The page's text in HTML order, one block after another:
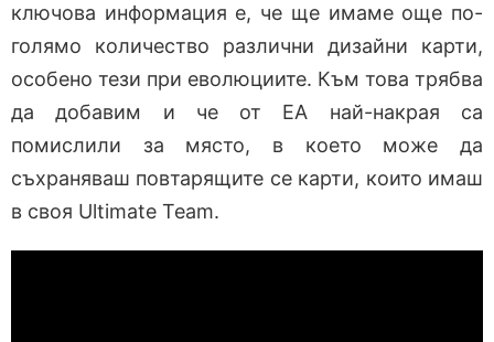
ключова информация е, че ще имаме още по-
голямо количество различни дизайни карти,
особено тези при еволюциите. Към това трябва
да добавим и че от EA най-накрая са
помислили за място, в което може да
съхраняваш повтарящите се карти, които имаш
в своя Ultimate Team.